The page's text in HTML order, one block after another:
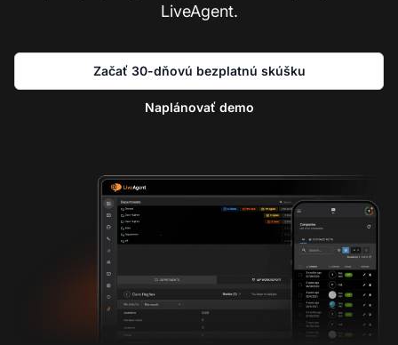
LiveAgent.
Začať 30-dňovú bezplatnú skúšku
Naplánovať demo